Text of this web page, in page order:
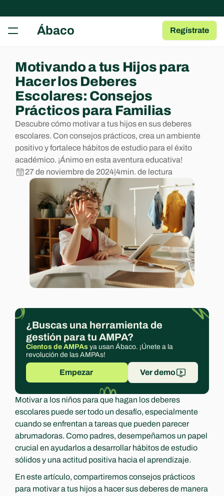
Motivando a tus Hijos para
Hacer los Deberes
Escolares: Consejos
Prácticos para Familias
Descubre cómo motivar a tus hijos en sus deberes
escolares. Con consejos prácticos, crea un ambiente
positivo y fortalece hábitos de estudio para el éxito
académico. ¡Ánimo en esta aventura educativa!
27 de noviembre de 2024|4min. de lectura
¿Buscas una herramienta de
gestión para tu AMPA?
Cientos de AMPAs ya usan Ábaco. ¡Únete a la
revolución de las AMPAs!
Empezar Ver demo
Motivar a los niños para que hagan los deberes
escolares puede ser todo un desafío, especialmente
cuando se enfrentan a tareas que pueden parecer
abrumadoras. Como padres, desempeñamos un papel
crucial en ayudarlos a desarrollar hábitos de estudio
sólidos y una actitud positiva hacia el aprendizaje.
En este artículo, compartiremos consejos prácticos
para motivar a tus hijos a hacer sus deberes de manera
Ábaco Herramientas gratuitas
Guía para AMPAs
Aprende a gestionar una AMPA
Centro de Ayuda
Artículos y Guías sobre las Apps
Contenido de interés para AMPAs
COMMUNITY
Join
Events
Experts
Regístrate